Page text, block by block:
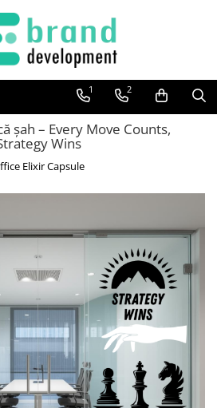
1 2
șah – Every Move Counts,
Wins
Elixir Capsule